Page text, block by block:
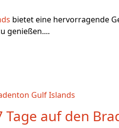
bietet eine hervorragende
genießen....
auf den